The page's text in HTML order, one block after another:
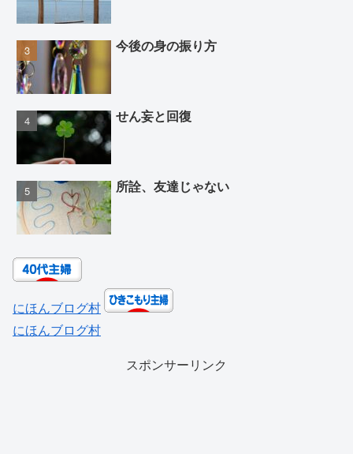
今後の身の振り方
せん妄と回復
所詮、友達じゃない
にほんブログ村
にほんブログ村
スポンサーリンク